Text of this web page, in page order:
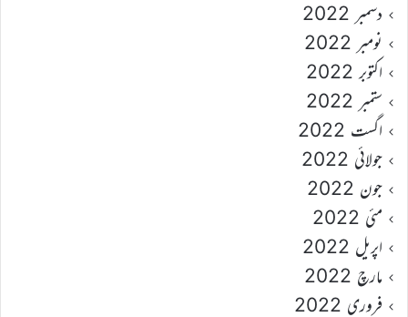
دسمبر 2022
نومبر 2022
اکتوبر 2022
ستمبر 2022
اگست 2022
جولائی 2022
جون 2022
مئی 2022
اپریل 2022
مارچ 2022
فروری 2022